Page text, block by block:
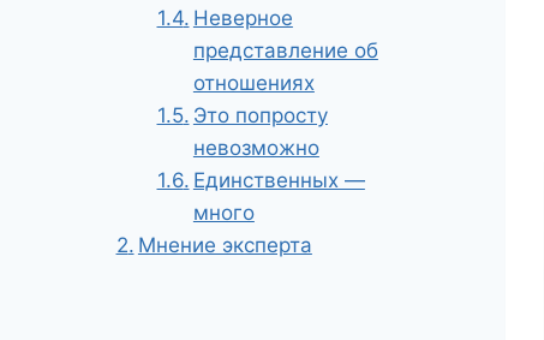
Неверное
представление об
отношениях
Это попросту
невозможно
Единственных —
много
Мнение эксперта